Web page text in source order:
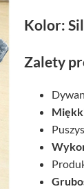
Kolor:
Zalety